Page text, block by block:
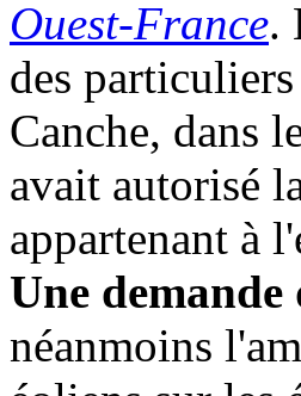
Ouest-France.
des
Canche, dans
avait autorisé
appartenant à
Une
néanmoins